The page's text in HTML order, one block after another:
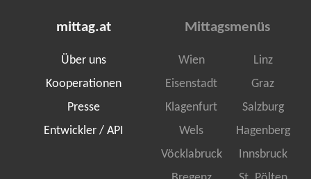
mittag.at
Über uns
Kooperationen
Presse
Entwickler / API
Mittagsmenüs
Wien
Linz
Eisenstadt
Graz
Klagenfurt
Salzburg
Wels
Hagenberg
Vöcklabruck
Innsbruck